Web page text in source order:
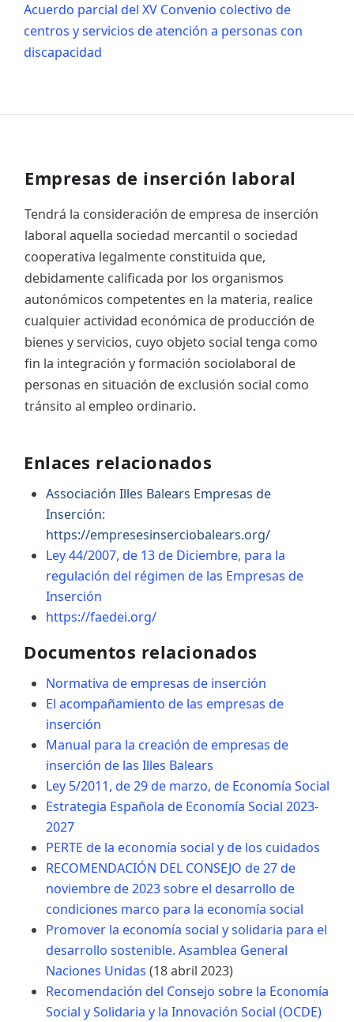
Acuerdo parcial del XV Convenio colectivo de
centros y servicios de atención a personas con
discapacidad
Empresas de inserción laboral
Tendrá la consideración de empresa de inserción
laboral aquella sociedad mercantil o sociedad
cooperativa legalmente constituida que,
debidamente calificada por los organismos
autonómicos competentes en la materia, realice
cualquier actividad económica de producción de
bienes y servicios, cuyo objeto social tenga como
fin la integración y formación sociolaboral de
personas en situación de exclusión social como
tránsito al empleo ordinario.
Enlaces relacionados
Associación Illes Balears Empresas de
Inserción:
https://empresesinserciobalears.org/
Ley 44/2007, de 13 de Diciembre, para la
regulación del régimen de las Empresas de
Inserción
https://faedei.org/
Documentos relacionados
Normativa de empresas de inserción
El acompañamiento de las empresas de
inserción
Manual para la creación de empresas de
inserción de las Illes Balears
Ley 5/2011, de 29 de marzo, de Economía Social
Estrategia Española de Economía Social 2023-
2027
PERTE de la economía social y de los cuidados
RECOMENDACIÓN DEL CONSEJO de 27 de
noviembre de 2023 sobre el desarrollo de
condiciones marco para la economía social
Promover la economía social y solidaria para el
desarrollo sostenible. Asamblea General
Naciones Unidas (18 abril 2023)
Recomendación del Consejo sobre la Economía
Social y Solidaria y la Innovación Social (OCDE)